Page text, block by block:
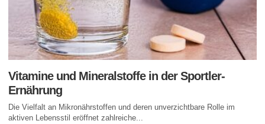
Vitamine und Mineralstoffe in der Sportler-
Ernährung
Die Vielfalt an Mikronährstoffen und deren unverzichtbare Rolle im
aktiven Lebensstil eröffnet zahlreiche...